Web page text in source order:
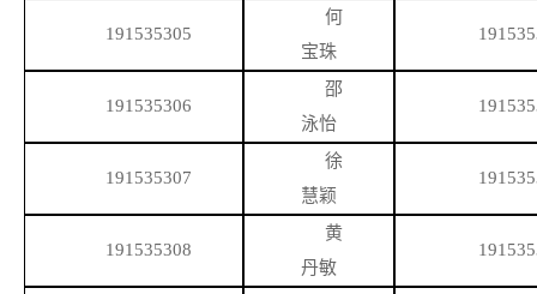
191535305
何
宝珠
191535306
邵
泳怡
191535307
徐
慧颖
191535308
黄
丹敏